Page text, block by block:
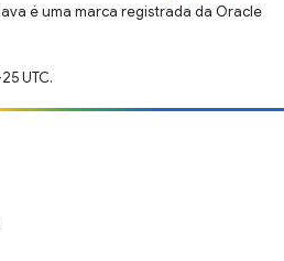
é uma marca registrada da Oracle
UTC.